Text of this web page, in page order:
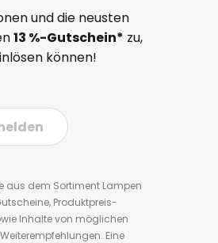
und die neusten
13 %-Gutschein* zu,
können!
aus dem Sortiment Lampen
Produktpreis-
Inhalte von möglichen
Eine